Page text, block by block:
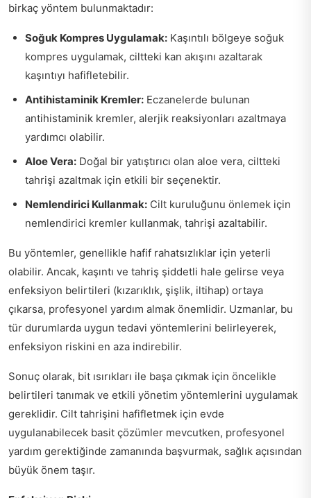
birkaç yöntem bulunmaktadır:
Soğuk Kompres Uygulamak: Kaşıntılı bölgeye soğuk
kompres uygulamak, ciltteki kan akışını azaltarak
kaşıntıyı hafifletebilir.
Antihistaminik Kremler: Eczanelerde bulunan
antihistaminik kremler, alerjik reaksiyonları azaltmaya
yardımcı olabilir.
Aloe Vera: Doğal bir yatıştırıcı olan aloe vera, ciltteki
tahrişi azaltmak için etkili bir seçenektir.
Nemlendirici Kullanmak: Cilt kuruluğunu önlemek için
nemlendirici kremler kullanmak, tahrişi azaltabilir.
Bu yöntemler, genellikle hafif rahatsızlıklar için yeterli
olabilir. Ancak, kaşıntı ve tahriş şiddetli hale gelirse veya
enfeksiyon belirtileri (kızarıklık, şişlik, iltihap) ortaya
çıkarsa, profesyonel yardım almak önemlidir. Uzmanlar, bu
tür durumlarda uygun tedavi yöntemlerini belirleyerek,
enfeksiyon riskini en aza indirebilir.
Sonuç olarak, bit ısırıkları ile başa çıkmak için öncelikle
belirtileri tanımak ve etkili yönetim yöntemlerini uygulamak
gereklidir. Cilt tahrişini hafifletmek için evde
uygulanabilecek basit çözümler mevcutken, profesyonel
yardım gerektiğinde zamanında başvurmak, sağlık açısından
büyük önem taşır.